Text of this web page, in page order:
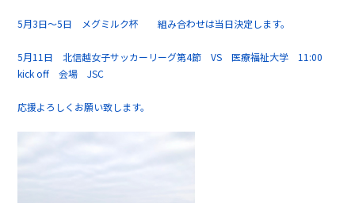
5月3日～5日 メグミルク杯 組み合わせは当日決定します。
5月11日 北信越女子サッカーリーグ第4節 VS 医療福祉大学 11:00
kick off 会場 JSC
応援よろしくお願い致します。